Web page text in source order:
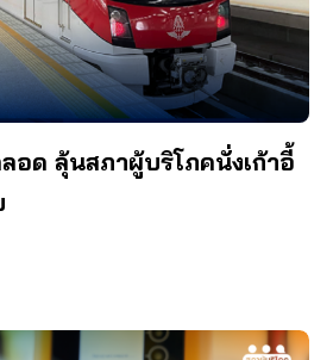
อด ลุ้นสภาผู้บริโภคนั่งเก้าอี้